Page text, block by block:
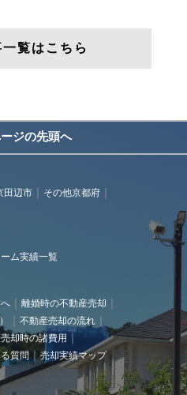
覧はこちら
ジの先頭へ
田辺市
その他京都府
ーム実績一覧
離婚時の不動産売却
不動産売却の流れ
却時の諸費用
質問 売却実績マップ